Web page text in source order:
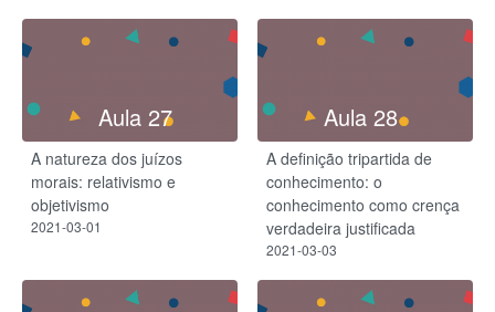
Aula 27
A natureza dos juízos
morais: relativismo e
objetivismo
2021-03-01
Aula 28
A definição tripartida de
conhecimento: o
conhecimento como crença
verdadeira justificada
2021-03-03